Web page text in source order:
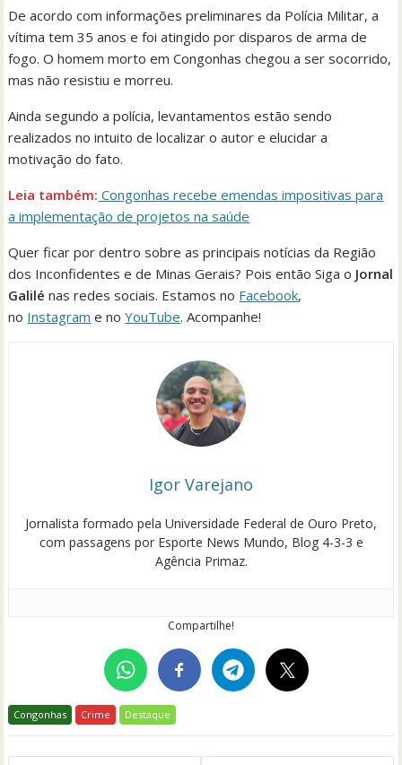
De acordo com informações preliminares da Polícia Militar, a
vítima tem 35 anos e foi atingido por disparos de arma de
fogo. O homem morto em Congonhas chegou a ser socorrido,
mas não resistiu e morreu.
Ainda segundo a polícia, levantamentos estão sendo
realizados no intuito de localizar o autor e elucidar a
motivação do fato.
Leia também: Congonhas recebe emendas impositivas para
a implementação de projetos na saúde
Quer ficar por dentro sobre as principais notícias da Região
dos Inconfidentes e de Minas Gerais? Pois então Siga o Jornal
Galilé nas redes sociais. Estamos no Facebook,
no Instagram e noYouTube. Acompanhe!
Igor Varejano
Jornalista formado pela Universidade Federal de Ouro Preto,
com passagens por Esporte News Mundo, Blog 4-3-3 e
Agência Primaz.
Compartilhe!
Congonhas Crime Destaque